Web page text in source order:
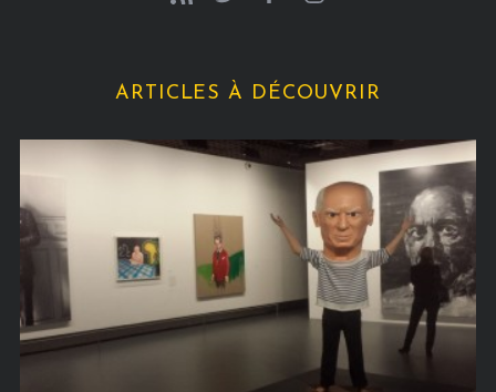
ARTICLES À DÉCOUVRIR